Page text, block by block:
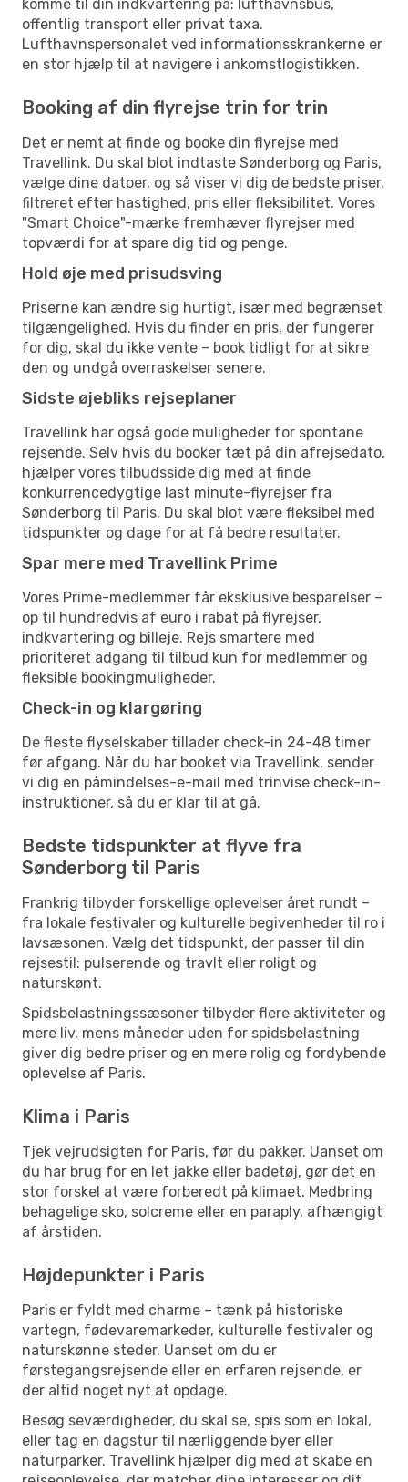
komme til din indkvartering på: lufthavnsbus,
offentlig transport eller privat taxa.
Lufthavnspersonalet ved informationsskrankerne er
en stor hjælp til at navigere i ankomstlogistikken.
Booking af din flyrejse trin for trin
Det er nemt at finde og booke din flyrejse med
Travellink. Du skal blot indtaste Sønderborg og Paris,
vælge dine datoer, og så viser vi dig de bedste priser,
filtreret efter hastighed, pris eller fleksibilitet. Vores
"Smart Choice"-mærke fremhæver flyrejser med
topværdi for at spare dig tid og penge.
Hold øje med prisudsving
Priserne kan ændre sig hurtigt, især med begrænset
tilgængelighed. Hvis du finder en pris, der fungerer
for dig, skal du ikke vente – book tidligt for at sikre
den og undgå overraskelser senere.
Sidste øjebliks rejseplaner
Travellink har også gode muligheder for spontane
rejsende. Selv hvis du booker tæt på din afrejsedato,
hjælper vores tilbudsside dig med at finde
konkurrencedygtige last minute-flyrejser fra
Sønderborg til Paris. Du skal blot være fleksibel med
tidspunkter og dage for at få bedre resultater.
Spar mere med Travellink Prime
Vores Prime-medlemmer får eksklusive besparelser –
op til hundredvis af euro i rabat på flyrejser,
indkvartering og billeje. Rejs smartere med
prioriteret adgang til tilbud kun for medlemmer og
fleksible bookingmuligheder.
Check-in og klargøring
De fleste flyselskaber tillader check-in 24-48 timer
før afgang. Når du har booket via Travellink, sender
vi dig en påmindelses-e-mail med trinvise check-in-
instruktioner, så du er klar til at gå.
Bedste tidspunkter at flyve fra
Sønderborg til Paris
Frankrig tilbyder forskellige oplevelser året rundt –
fra lokale festivaler og kulturelle begivenheder til ro i
lavsæsonen. Vælg det tidspunkt, der passer til din
rejsestil: pulserende og travlt eller roligt og
naturskønt.
Spidsbelastningssæsoner tilbyder flere aktiviteter og
mere liv, mens måneder uden for spidsbelastning
giver dig bedre priser og en mere rolig og fordybende
oplevelse af Paris.
Klima i Paris
Tjek vejrudsigten for Paris, før du pakker. Uanset om
du har brug for en let jakke eller badetøj, gør det en
stor forskel at være forberedt på klimaet. Medbring
behagelige sko, solcreme eller en paraply, afhængigt
af årstiden.
Højdepunkter i Paris
Paris er fyldt med charme – tænk på historiske
vartegn, fødevaremarkeder, kulturelle festivaler og
naturskønne steder. Uanset om du er
førstegangsrejsende eller en erfaren rejsende, er
der altid noget nyt at opdage.
Besøg seværdigheder, du skal se, spis som en lokal,
eller tag en dagstur til nærliggende byer eller
naturparker. Travellink hjælper dig med at skabe en